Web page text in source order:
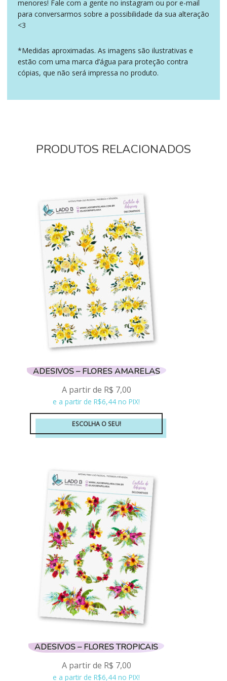
menores! Fale com a gente no instagram ou por e-mail
para conversarmos sobre a possibilidade da sua alteração
<3
*Medidas aproximadas. As imagens são ilustrativas e
estão com uma marca d’água para proteção contra
cópias, que não será impressa no produto.
PRODUTOS RELACIONADOS
ADESIVOS – FLORES AMARELAS
A partir de R$ 7,00
e a partir de R$6,44 no PIX!
ESCOLHA O SEU!
Este
várias
variantes.
As
opções
podem
ser
escolhidas
na
página
do
produto
ADESIVOS – FLORES TROPICAIS
A partir de R$ 7,00
e a partir de R$6,44 no PIX!